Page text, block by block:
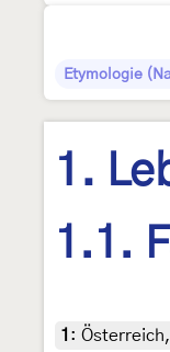
Etymologie
1.
1.1.
1 :